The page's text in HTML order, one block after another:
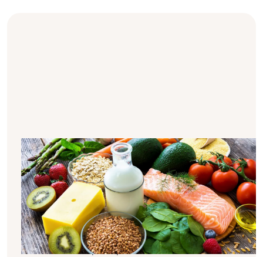
Kalium & Phosphat nach der
Transplantation
Kalium und Phosphat stehen bei der
Ernährung an der Dialyse stark im Fokus.
Aber wie sieht das nach der Transplantation
aus und welche Richtwerte gelten hier? Ist
auch hier eine phosphat- und kaliumarme